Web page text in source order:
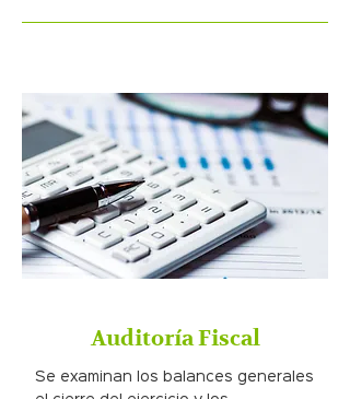
Auditoría Fiscal
Se examinan los balances generales